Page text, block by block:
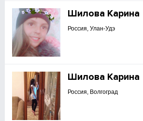
Шилова Карина
Россия, Улан-Удэ
Шилова Карина
Россия, Волгоград